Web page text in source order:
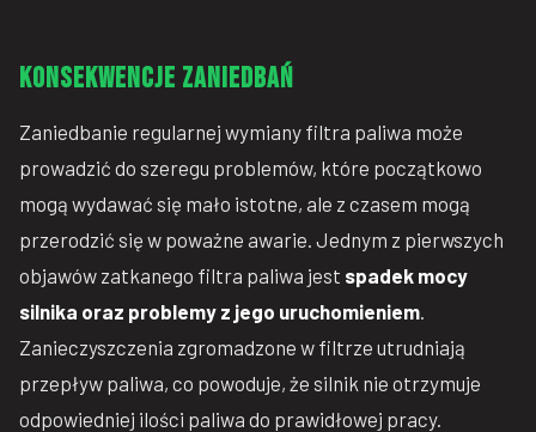
Konsekwencje zaniedbań
Zaniedbanie regularnej wymiany filtra paliwa może
prowadzić do szeregu problemów, które początkowo
mogą wydawać się mało istotne, ale z czasem mogą
przerodzić się w poważne awarie. Jednym z pierwszych
objawów zatkanego filtra paliwa jest spadek mocy
silnika oraz problemy z jego uruchomieniem.
Zanieczyszczenia zgromadzone w filtrze utrudniają
przepływ paliwa, co powoduje, że silnik nie otrzymuje
odpowiedniej ilości paliwa do prawidłowej pracy.